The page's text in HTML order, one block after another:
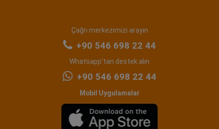
Çağrı merkezimizi arayın
+90 546 698 22 44
Whatsapp'tan destek alın
+90 546 698 22 44
Mobil Uygulamalar